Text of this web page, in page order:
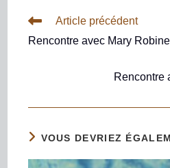
Article précédent
Rencontre avec Mary
Rencontre
VOUS DEVRIEZ